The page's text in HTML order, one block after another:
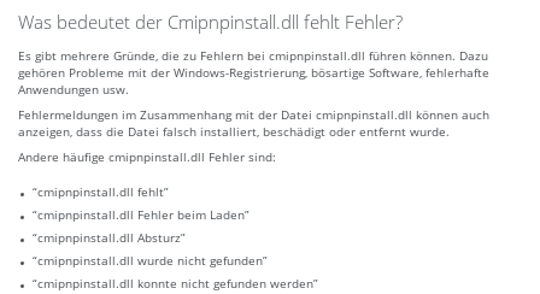
Was bedeutet der Cmipnpinstall.dll fehlt Fehler?
Es gibt mehrere Gründe, die zu Fehlern bei cmipnpinstall.dll führen können. Dazu
gehören Probleme mit der Windows-Registrierung, bösartige Software, fehlerhafte
Anwendungen usw.
Fehlermeldungen im Zusammenhang mit der Datei cmipnpinstall.dll können auch
anzeigen, dass die Datei falsch installiert, beschädigt oder entfernt wurde.
Andere häufige cmipnpinstall.dll Fehler sind:
“cmipnpinstall.dll fehlt”
“cmipnpinstall.dll Fehler beim Laden”
“cmipnpinstall.dll Absturz”
“cmipnpinstall.dll wurde nicht gefunden”
“cmipnpinstall.dll konnte nicht gefunden werden”